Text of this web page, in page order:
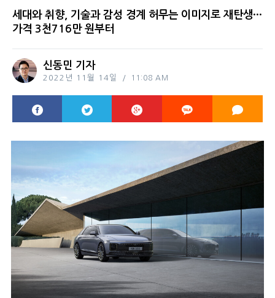
세대와 취향, 기술과 감성 경계 허무는 이미지로 재탄생···
가격 3천716만 원부터
신동민 기자
2022년 11월 14일 11:08 AM